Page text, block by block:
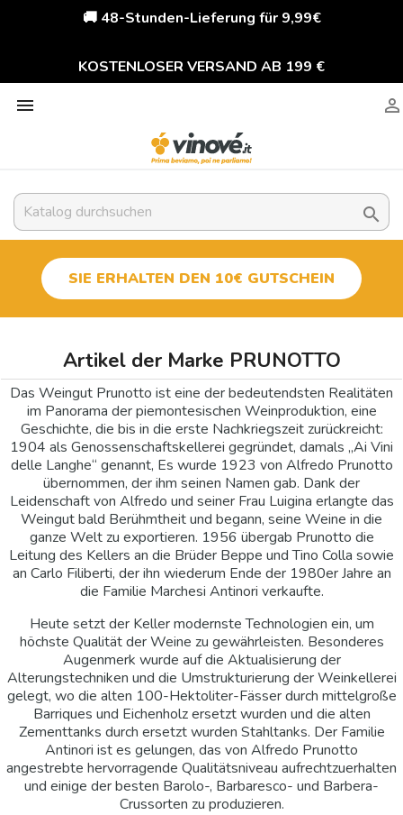
🚚 48-Stunden-Lieferung für 9,99€
KOSTENLOSER VERSAND AB 199 €
 

SIE ERHALTEN DEN 10€ GUTSCHEIN
Artikel der Marke PRUNOTTO
Das Weingut Prunotto ist eine der bedeutendsten Realitäten
im Panorama der piemontesischen Weinproduktion, eine
Geschichte, die bis in die erste Nachkriegszeit zurückreicht:
1904 als Genossenschaftskellerei gegründet, damals „Ai Vini
delle Langhe“ genannt, Es wurde 1923 von Alfredo Prunotto
übernommen, der ihm seinen Namen gab. Dank der
Leidenschaft von Alfredo und seiner Frau Luigina erlangte das
Weingut bald Berühmtheit und begann, seine Weine in die
ganze Welt zu exportieren. 1956 übergab Prunotto die
Leitung des Kellers an die Brüder Beppe und Tino Colla sowie
an Carlo Filiberti, der ihn wiederum Ende der 1980er Jahre an
die Familie Marchesi Antinori verkaufte.
Heute setzt der Keller modernste Technologien ein, um
höchste Qualität der Weine zu gewährleisten. Besonderes
Augenmerk wurde auf die Aktualisierung der
Alterungstechniken und die Umstrukturierung der Weinkellerei
gelegt, wo die alten 100-Hektoliter-Fässer durch mittelgroße
Barriques und Eichenholz ersetzt wurden und die alten
Zementtanks durch ersetzt wurden Stahltanks. Der Familie
Antinori ist es gelungen, das von Alfredo Prunotto
angestrebte hervorragende Qualitätsniveau aufrechtzuerhalten
und einige der besten Barolo-, Barbaresco- und Barbera-
Crussorten zu produzieren.